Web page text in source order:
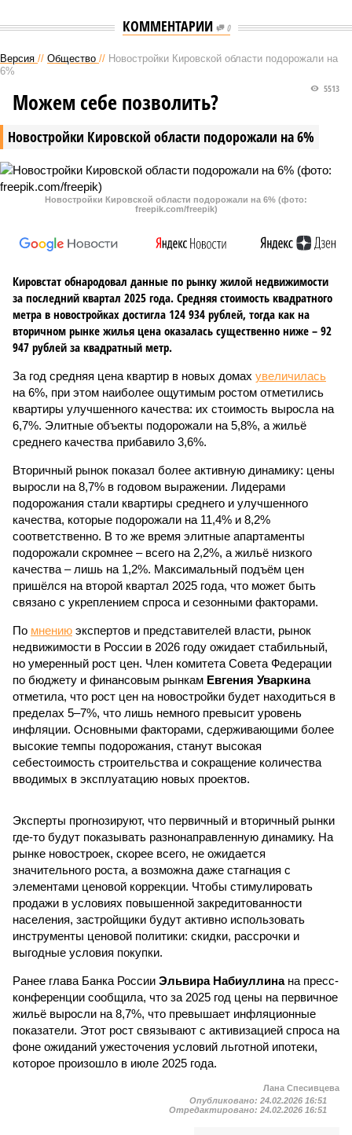
КОММЕНТАРИИ 0
Версия // Общество // Новостройки Кировской области подорожали на
6%
Новостройки Кировской области подорожали на 6%
5513
Можем себе позволить?
Новостройки Кировской области подорожали на 6% (фото:
freepik.com/freepik)
Кировстат обнародовал данные по рынку жилой недвижимости
за последний квартал 2025 года. Средняя стоимость квадратного
метра в новостройках достигла 124 934 рублей, тогда как на
вторичном рынке жилья цена оказалась существенно ниже – 92
947 рублей за квадратный метр.
За год средняя цена квартир в новых домах увеличилась
на 6%, при этом наиболее ощутимым ростом отметились
квартиры улучшенного качества: их стоимость выросла на
6,7%. Элитные объекты подорожали на 5,8%, а жильё
среднего качества прибавило 3,6%.
Вторичный рынок показал более активную динамику: цены
выросли на 8,7% в годовом выражении. Лидерами
подорожания стали квартиры среднего и улучшенного
качества, которые подорожали на 11,4% и 8,2%
соответственно. В то же время элитные апартаменты
подорожали скромнее – всего на 2,2%, а жильё низкого
качества – лишь на 1,2%. Максимальный подъём цен
пришёлся на второй квартал 2025 года, что может быть
связано с укреплением спроса и сезонными факторами.
По мнению экспертов и представителей власти, рынок
недвижимости в России в 2026 году ожидает стабильный,
но умеренный рост цен. Член комитета Совета Федерации
по бюджету и финансовым рынкам Евгения Уваркина
отметила, что рост цен на новостройки будет находиться в
пределах 5–7%, что лишь немного превысит уровень
инфляции. Основными факторами, сдерживающими более
высокие темпы подорожания, станут высокая
себестоимость строительства и сокращение количества
вводимых в эксплуатацию новых проектов.
Эксперты прогнозируют, что первичный и вторичный рынки
где-то будут показывать разнонаправленную динамику. На
рынке новостроек, скорее всего, не ожидается
значительного роста, а возможна даже стагнация с
элементами ценовой коррекции. Чтобы стимулировать
продажи в условиях повышенной закредитованности
населения, застройщики будут активно использовать
инструменты ценовой политики: скидки, рассрочки и
выгодные условия покупки.
Ранее глава Банка России Эльвира Набиуллинана пресс-
конференции сообщила, что за 2025 год цены на первичное
жильё выросли на 8,7%, что превышает инфляционные
показатели. Этот рост связывают с активизацией спроса на
фоне ожиданий ужесточения условий льготной ипотеки,
которое произошло в июле 2025 года.
Лана Спесивцева
Опубликовано: 24.02.2026 16:51
Отредактировано: 24.02.2026 16:51